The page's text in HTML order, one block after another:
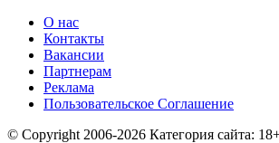
О нас
Контакты
Вакансии
Партнерам
Реклама
Пользовательское Соглашение
© Copyright 2006-2026 Категория сайта: